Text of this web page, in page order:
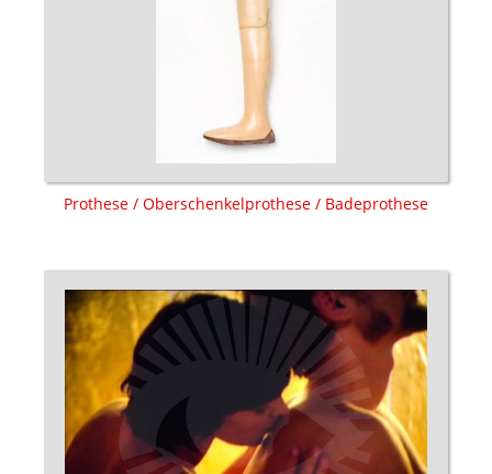
Prothese / Oberschenkelprothese / Badeprothese